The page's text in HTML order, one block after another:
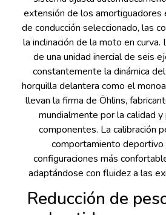
extensión de los amortiguadores
de conducción seleccionado, las
la inclinación de la moto en
de una unidad inercial de seis
constantemente la dinámica
horquilla delantera como el
llevan la firma de Öhlins,
mundialmente por la calidad
componentes. La calibración
comportamiento deportivo
configuraciones más
adaptándose con fluidez a las
Reducción de